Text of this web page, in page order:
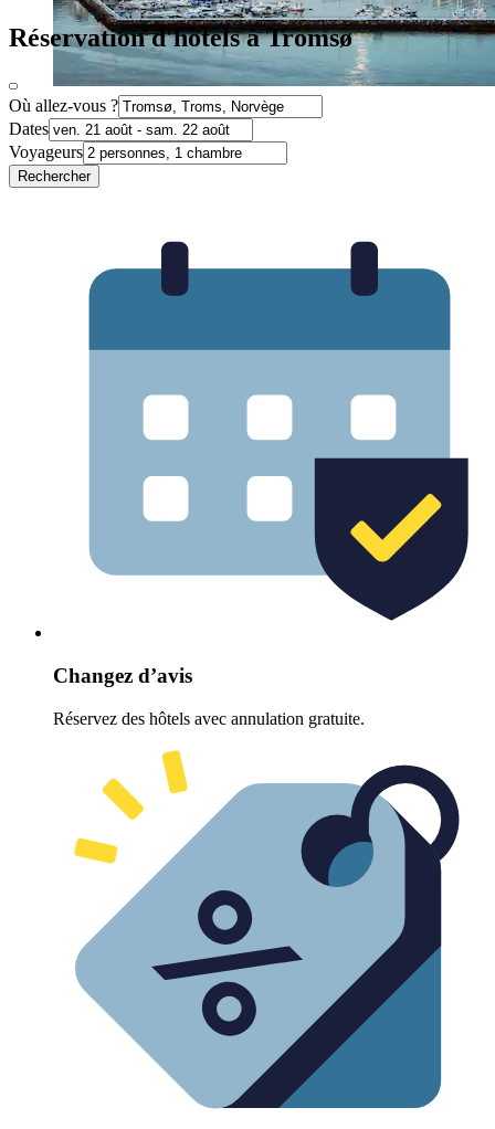
Réservation d'hôtels à Tromsø
Où allez-vous ?
Dates
Voyageurs
Rechercher
Changez d’avis
Réservez des hôtels avec annulation gratuite.